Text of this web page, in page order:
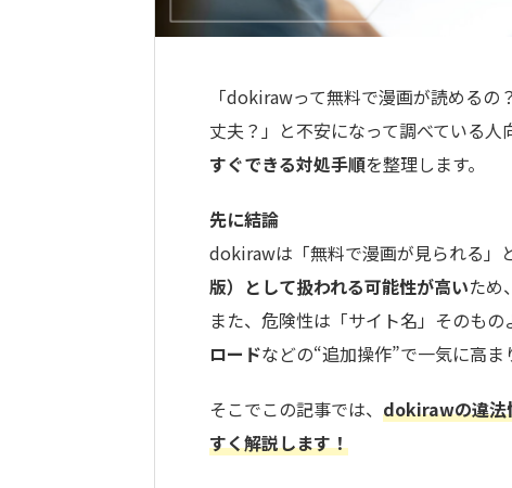
「dokirawって無料で漫画が読める
丈夫？」と不安になって調べている人
すぐできる対処手順を整理します。
先に結論
dokirawは「無料で漫画が見られる」
版）として扱われる可能性が高いため
また、危険性は「サイト名」そのもの
ロードなどの“追加操作”で一気に高ま
そこでこの記事では、 dokirawの違法
すく解説します！